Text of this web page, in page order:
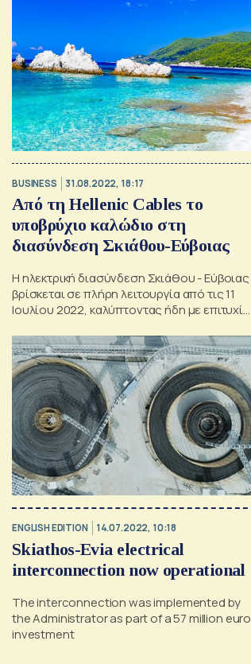
BUSINESS 31.08.2022, 18:17
Από τη Hellenic Cables το
υποβρύχιο καλώδιο στη
διασύνδεση Σκιάθου-Εύβοιας
Η ηλεκτρική διασύνδεση Σκιάθου - Εύβοιας
βρίσκεται σε πλήρη λειτουργία από τις 11
Ιουλίου 2022, καλύπτοντας ήδη με επιτυχία
τουριστικής περιόδου
ENGLISH EDITION 14.07.2022, 10:18
Skiathos-Evia electrical
interconnection now operational
The interconnection was implemented by
the Administrator as part of a 57 million euro
investment